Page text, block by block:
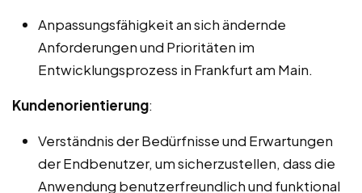
Anpassungsfähigkeit an sich ändernde
Anforderungen und Prioritäten im
Entwicklungsprozess in Frankfurt am Main.
Kundenorientierung:
Verständnis der Bedürfnisse und Erwartungen
der Endbenutzer, um sicherzustellen, dass die
Anwendung benutzerfreundlich und funktional